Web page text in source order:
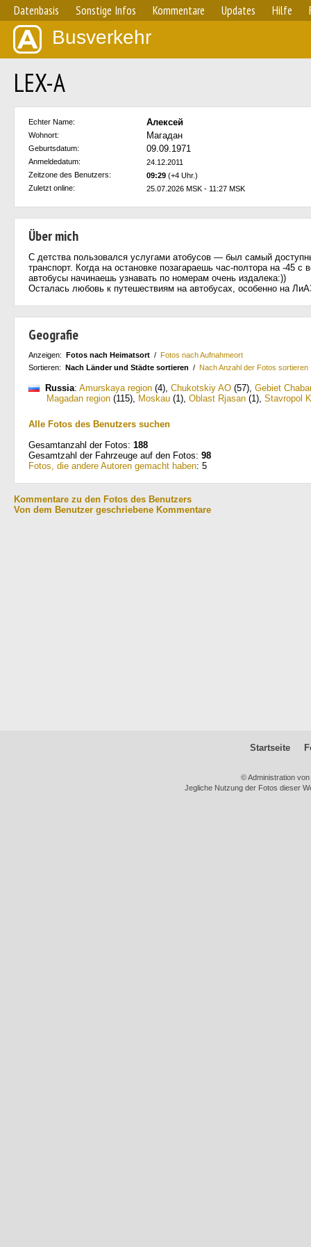
Datenbasis Sonstige Infos Kommentare Updates Hilfe
Busverkehr
LEX-A
Echter Name: Алексей
Wohnort: Магадан
Geburtsdatum: 09.09.1971
Anmeldedatum:
24.12.2011
Zeitzone des Benutzers:
09:29 (+4 Uhr.)
Zuletzt online:
25.07.2026 MSK - 11:27 MSK
Über mich
С детства пользовался услугами атобусов — был самый
транспорт. Когда на остановке позагараешь час-полтора на -45 с
автобусы начинаешь узнавать по номерам очень издалека:))
Осталась любовь к путешествиям на автобусах, особенно на
Geografie
Anzeigen: Fotos nach Heimatsort / Fotos nach Aufnahmeort
Sortieren: Nach Länder und Städte sortieren / Nach Anzahl der Fotos sortieren
Russia: Amurskaya region (4), Chukotskiy AO (57), Gebiet
Magadan region (115), Moskau (1), Oblast Rjasan (1), Stavropol
Alle Fotos des Benutzers suchen
Gesamtanzahl der Fotos: 188
Gesamtzahl der Fahrzeuge auf den Fotos: 98
Fotos, die andere Autoren gemacht haben: 5
Kommentare zu den Fotos des Benutzers
Von dem Benutzer geschriebene Kommentare
Startseite
© Administration
Jegliche Nutzung der Fotos dieser